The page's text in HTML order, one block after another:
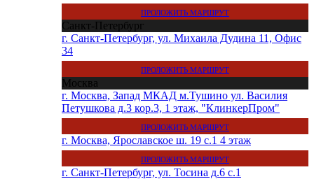
ПРОЛОЖИТЬ МАРШРУТ
Санкт-Петербург
г. Санкт-Петербург, ул. Михаила Дудина 11, Офис
34
ПРОЛОЖИТЬ МАРШРУТ
Москва
г. Москва, Запад МКАД м.Тушино ул. Василия
Петушкова д.3 кор.3, 1 этаж, "КлинкерПром"
ПРОЛОЖИТЬ МАРШРУТ
г. Москва, Ярославское ш. 19 с.1 4 этаж
ПРОЛОЖИТЬ МАРШРУТ
г. Санкт-Петербург, ул. Тосина д.6 с.1